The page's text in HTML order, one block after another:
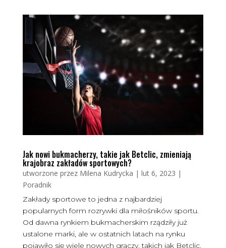
Jak nowi bukmacherzy, takie jak Betclic, zmieniają
krajobraz zakładów sportowych?
utworzone przez Milena Kudrycka | lut 6, 2023 |
Poradnik
Zakłady sportowe to jedna z najbardziej
popularnych form rozrywki dla miłośników sportu.
Od dawna rynkiem bukmacherskim rządziły już
ustalone marki, ale w ostatnich latach na rynku
pojawiło się wiele nowych graczy, takich jak Betclic.